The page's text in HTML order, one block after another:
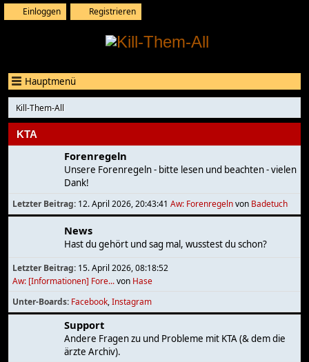
Einloggen Registrieren
Hauptmenü
Kill-Them-All
KTA
Forenregeln
Unsere Forenregeln - bitte lesen und beachten - vielen
Dank!
Letzter Beitrag: 12. April 2026, 20:43:41 Aw: Forenregelnvon Badetuch
News
Hast du gehört und sag mal, wusstest du schon?
Letzter Beitrag: 15. April 2026, 08:18:52
Aw: [Informationen] Fore...von Hase
Unter-Boards Facebook Instagram
Support
Andere Fragen zu und Probleme mit KTA (& dem die
ärzte Archiv).